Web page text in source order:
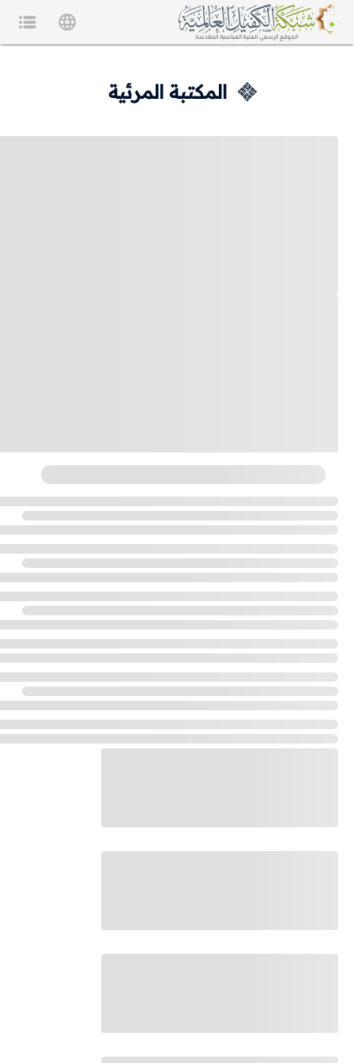
المكتبة المرئية